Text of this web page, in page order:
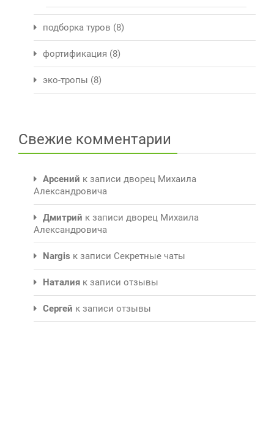
подборка туров (8)
фортификация (8)
эко-тропы (8)
Свежие комментарии
Арсений к записи дворец Михаила
Александровича
Дмитрий к записи дворец Михаила
Александровича
Nargis к записи Секретные чаты
Наталия к записи отзывы
Сергей к записи отзывы